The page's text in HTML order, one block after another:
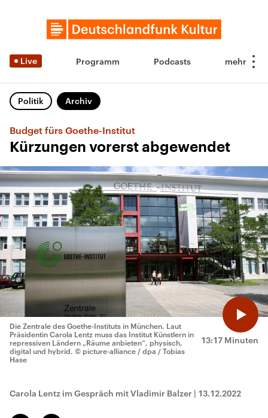
Live Programm Podcasts
Politik Archiv
Budget fürs Goethe-Institut
Kürzungen vorerst abgewendet
13:17 Minuten
Die Zentrale des Goethe-Instituts in München. Laut
Präsidentin Carola Lentz muss das Institut Künstlern in
repressiven Ländern „Räume anbieten“, physisch,
digital und hybrid. © picture-alliance / dpa / Tobias
Hase
Carola Lentz im Gespräch mit Vladimir Balzer | 13.12.2022